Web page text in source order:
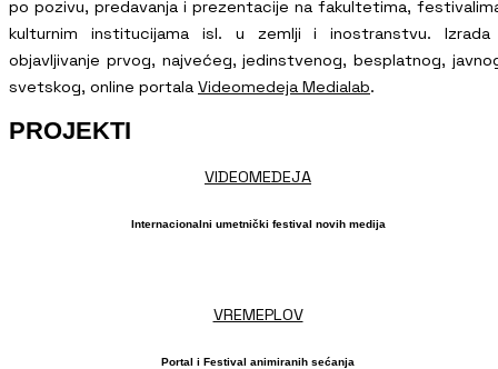
po pozivu, predavanja i prezentacije na fakultetima,
kulturnim institucijama isl. u zemlji i inostranstvu.
objavljivanje prvog, najvećeg, jedinstvenog, besplatnog,
svetskog, online portala Videomedeja Medialab.
PROJEKTI
VIDEOMEDEJA
Internacionalni umetnički festival novih medija
VREMEPLOV
Portal i Festival animiranih sećanja